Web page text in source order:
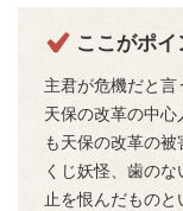
ここがポイ
主君が危機だと言
天保の改革の中
も天保の改革の
くじ妖怪、歯の
止を恨んだものと